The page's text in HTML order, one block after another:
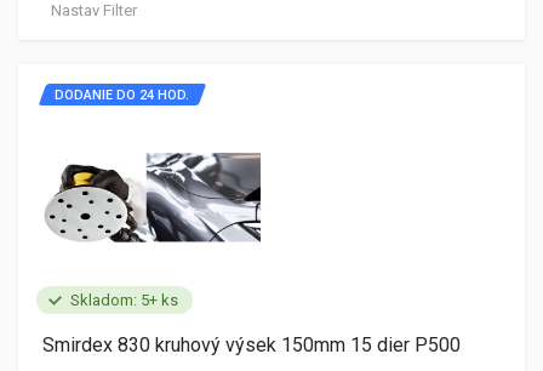
Nastav Filter
Skladom: 5+ ks
DODANIE DO 24 HOD.
Smirdex 830 kruhový výsek 150mm 15 dier P500